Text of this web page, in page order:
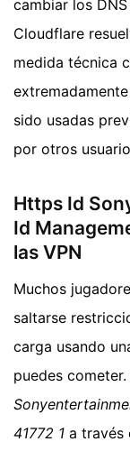
cambiar los
Cloudflare
medida técnica
sido usadas
por otros
Https Id
Id
las VPN
Muchos
saltarse
carga usando
puedes
41772 1 a través